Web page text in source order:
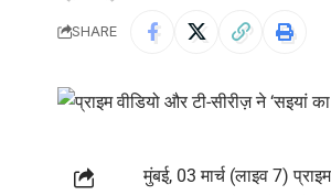
SHARE
मुंबई, 03 मार्च (लाइव 7)